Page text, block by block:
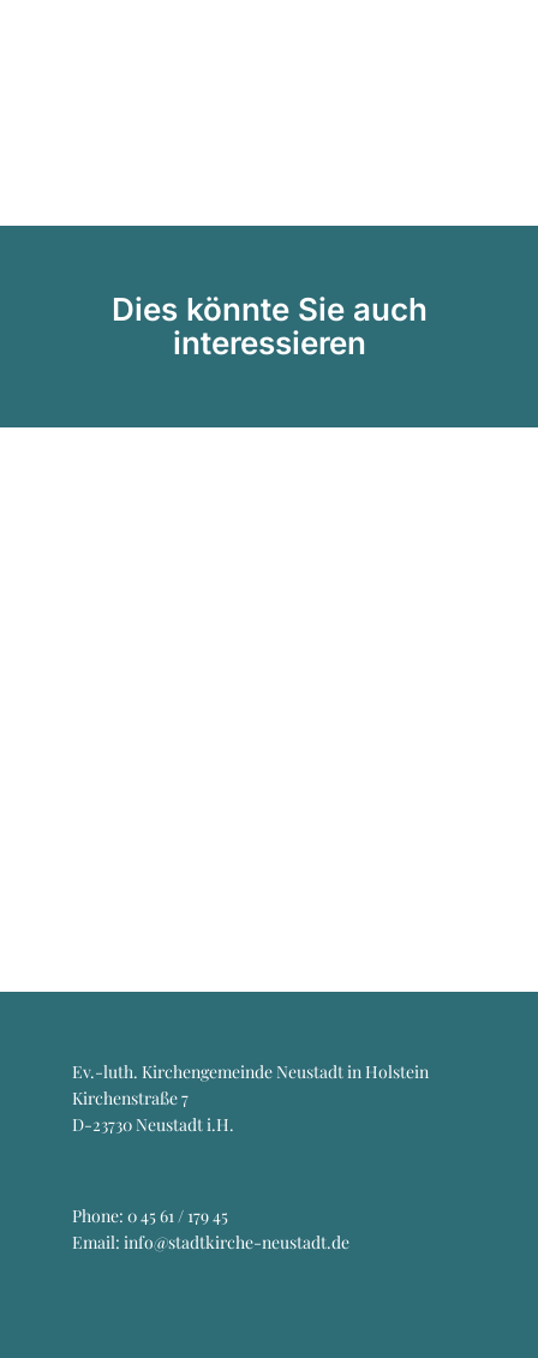
Dies könnte Sie auch
interessieren
Ev.-luth. Kirchengemeinde Neustadt in Holstein
Kirchenstraße 7
D-23730 Neustadt i.H.
Phone: 0 45 61 / 179 45
Email: info@stadtkirche-neustadt.de